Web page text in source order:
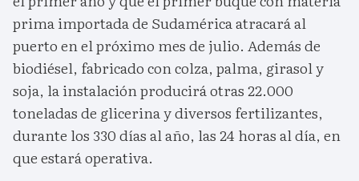
prima importada de Sudamérica atracará al
puerto en el próximo mes de julio. Además de
biodiésel, fabricado con colza, palma, girasol y
soja, la instalación producirá otras 22.000
toneladas de glicerina y diversos fertilizantes,
durante los 330 días al año, las 24 horas al día, en
que estará operativa.